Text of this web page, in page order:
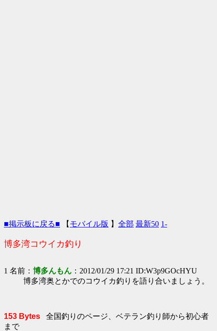
■掲示板に戻る■ 【 モバイル版 】 全部 最新50 1-
博多湾コウイカ釣り
1 名前： 博多んもん ：2012/01/29 17:21 ID:W3p9GOcHYU
博多湾奥とかでのコウイカ釣りを語り合いましょう。
153 Bytes
全国釣りのページ、ベテラン釣り師から初心者
まで